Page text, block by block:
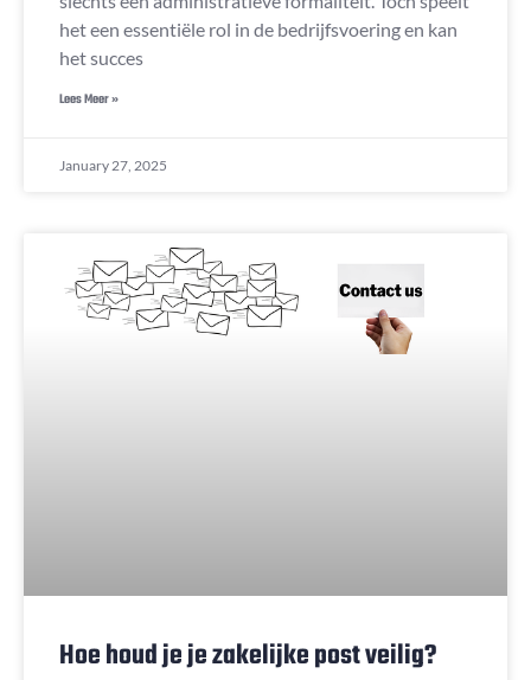
het een essentiële rol in de bedrijfsvoering en kan
het succes
Lees Meer »
January 27, 2025
Hoe houd je je zakelijke post veilig?